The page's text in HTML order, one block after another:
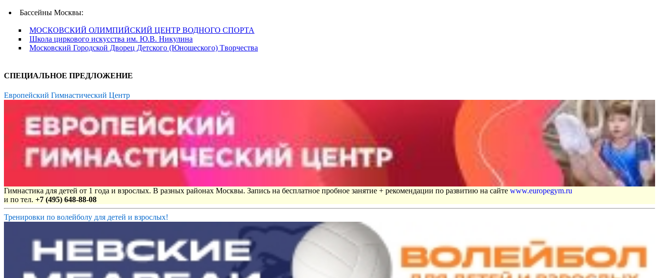
Бассейны Москвы:
МОСКОВСКИЙ ОЛИМПИЙСКИЙ ЦЕНТР ВОДНОГО СПОРТА
Школа циркового искусства им. Ю.В. Никулина
Московский Городской Дворец Детского (Юношеского) Tворчества
СПЕЦИАЛЬНОЕ ПРЕДЛОЖЕНИЕ
Европейский Гимнастический Центр
Гимнастика для детей от 1 года и взрослых. В разных районах Москвы. Запись на бесплатное пробное занятие + рекомендации по развитию на сайте www.europegym.ru
и по тел. +7 (495) 648-88-08
Тренировки по волейболу для детей и взрослых!